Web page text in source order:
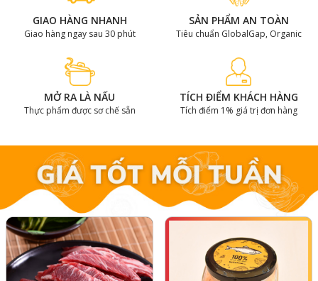
GIAO HÀNG NHANH
Giao hàng ngay sau 30 phút
SẢN PHẨM AN TOÀN
Tiêu chuẩn GlobalGap, Organic
MỞ RA LÀ NẤU
Thực phẩm được sơ chế sẵn
TÍCH ĐIỂM KHÁCH HÀNG
Tích điểm 1% giá trị đơn hàng